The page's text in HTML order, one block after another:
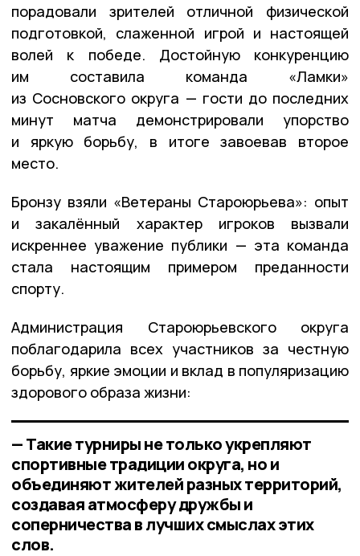
порадовали зрителей отличной физической
подготовкой, слаженной игрой и настоящей
волей к победе. Достойную конкуренцию
им составила команда «Ламки»
из Сосновского округа — гости до последних
минут матча демонстрировали упорство
и яркую борьбу, в итоге завоевав второе
место.
Бронзу взяли «Ветераны Староюрьева»: опыт
и закалённый характер игроков вызвали
искреннее уважение публики — эта команда
стала настоящим примером преданности
спорту.
Администрация Староюрьевского округа
поблагодарила всех участников за честную
борьбу, яркие эмоции и вклад в популяризацию
здорового образа жизни:
— Такие турниры не только укрепляют
спортивные традиции округа, но и
объединяют жителей разных территорий,
создавая атмосферу дружбы и
соперничества в лучших смыслах этих
слов.